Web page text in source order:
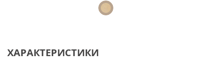
ХАРАКТЕРИСТИКИ